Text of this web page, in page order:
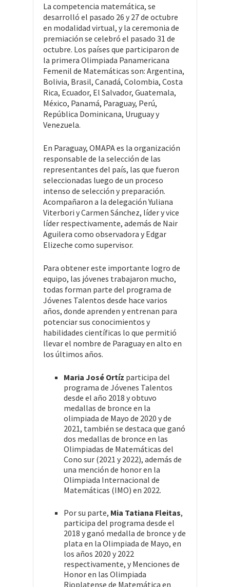
La competencia matemática, se
desarrolló el pasado 26 y 27 de octubre
en modalidad virtual, y la ceremonia de
premiación se celebró el pasado 31 de
octubre. Los países que participaron de
la primera Olimpiada Panamericana
Femenil de Matemáticas son: Argentina,
Bolivia, Brasil, Canadá, Colombia, Costa
Rica, Ecuador, El Salvador, Guatemala,
México, Panamá, Paraguay, Perú,
República Dominicana, Uruguay y
Venezuela.
En Paraguay, OMAPA es la organización
responsable de la selección de las
representantes del país, las que fueron
seleccionadas luego de un proceso
intenso de selección y preparación.
Acompañaron a la delegación Yuliana
Viterbori y Carmen Sánchez, líder y vice
líder respectivamente, además de Nair
Aguilera como observadora y Edgar
Elizeche como supervisor.
Para obtener este importante logro de
equipo, las jóvenes trabajaron mucho,
todas forman parte del programa de
Jóvenes Talentos desde hace varios
años, donde aprenden y entrenan para
potenciar sus conocimientos y
habilidades científicas lo que permitió
llevar el nombre de Paraguay en alto en
los últimos años.
Maria José Ortíz participa del
programa de Jóvenes Talentos
desde el año 2018 y obtuvo
medallas de bronce en la
olimpiada de Mayo de 2020 y de
2021, también se destaca que ganó
dos medallas de bronce en las
Olimpiadas de Matemáticas del
Cono sur (2021 y 2022), además de
una mención de honor en la
Olimpiada Internacional de
Matemáticas (IMO) en 2022.
Por su parte, Mia Tatiana Fleitas,
participa del programa desde el
2018 y ganó medalla de bronce y de
plata en la Olimpiada de Mayo, en
los años 2020 y 2022
respectivamente, y Menciones de
Honor en las Olimpiada
Rioplatense de Matemática en